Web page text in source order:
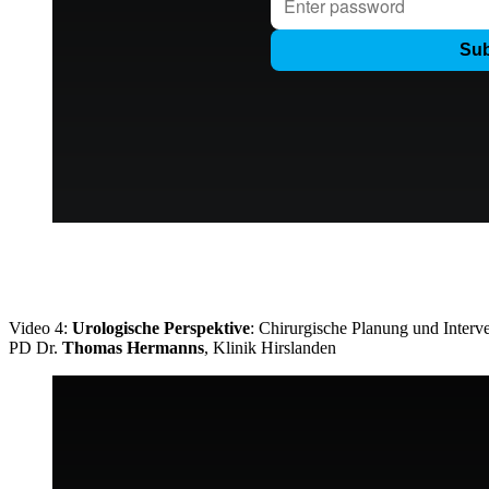
Video 4: Urologische Perspektive: Chirurgische Planung und
PD Dr. Thomas Hermanns, Klinik Hirslanden